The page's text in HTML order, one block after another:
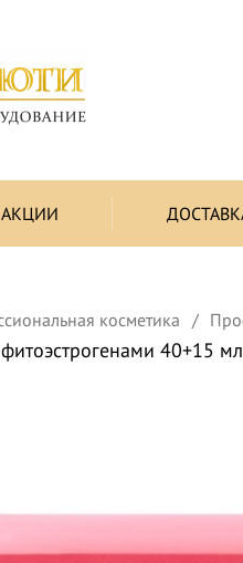
АКЦИИ
косметика
40+15 мл